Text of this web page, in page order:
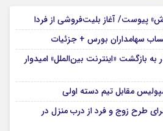
پیوست/ آغاز بلیت‌فروشی از فردا
سهامداران بورس + جزئیات
بازگشت «اینترنت بین‌الملل» امیدوار
مقابل تیم دسته اولی
طرح زوج و فرد از درب منزل در